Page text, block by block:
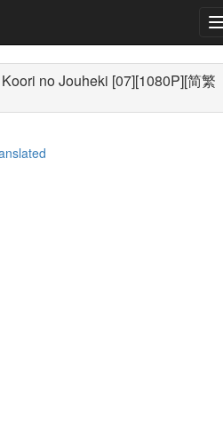
no Jouheki [07][1080P][简繁